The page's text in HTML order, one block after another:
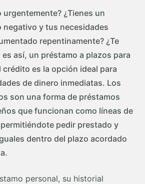
urgentemente? ¿Tienes un
y tus necesidades
repentinamente? ¿Te
así, un préstamo a plazos para
es la opción ideal para
de dinero inmediatas. Los
son una forma de préstamos
que funcionan como líneas de
pedir prestado y
dentro del plazo acordado
personal, su historial